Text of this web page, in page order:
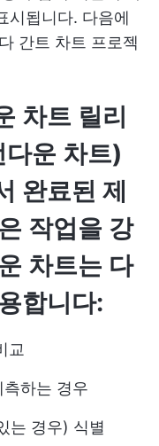
시됩니다. 다음에
간트 차트 프로젝
차트 릴리
운 차트)
완료된 제
작업을 강
차트는 다
합니다:
교
하는 경우
는 경우) 식별